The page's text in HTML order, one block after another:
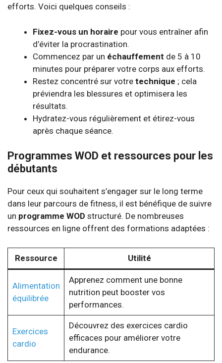
efforts. Voici quelques conseils :
Fixez-vous un horaire pour vous entraîner afin
d’éviter la procrastination.
Commencez par un échauffement de 5 à 10
minutes pour préparer votre corps aux efforts.
Restez concentré sur votre technique ; cela
préviendra les blessures et optimisera les
résultats.
Hydratez-vous régulièrement et étirez-vous
après chaque séance.
Programmes WOD et ressources pour les
débutants
Pour ceux qui souhaitent s’engager sur le long terme
dans leur parcours de fitness, il est bénéfique de suivre
un programme WOD structuré. De nombreuses
ressources en ligne offrent des formations adaptées :
Ressource Utilité
Alimentation
équilibrée
Apprenez comment une bonne
nutrition peut booster vos
performances.
Exercices
cardio
Découvrez des exercices cardio
efficaces pour améliorer votre
endurance.